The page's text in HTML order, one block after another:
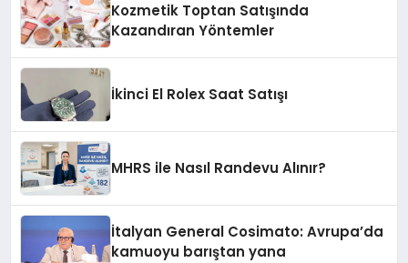
Kozmetik Toptan Satışında
Kazandıran Yöntemler
İkinci El Rolex Saat Satışı
MHRS ile Nasıl Randevu Alınır?
İtalyan General Cosimato: Avrupa’da
kamuoyu barıştan yana